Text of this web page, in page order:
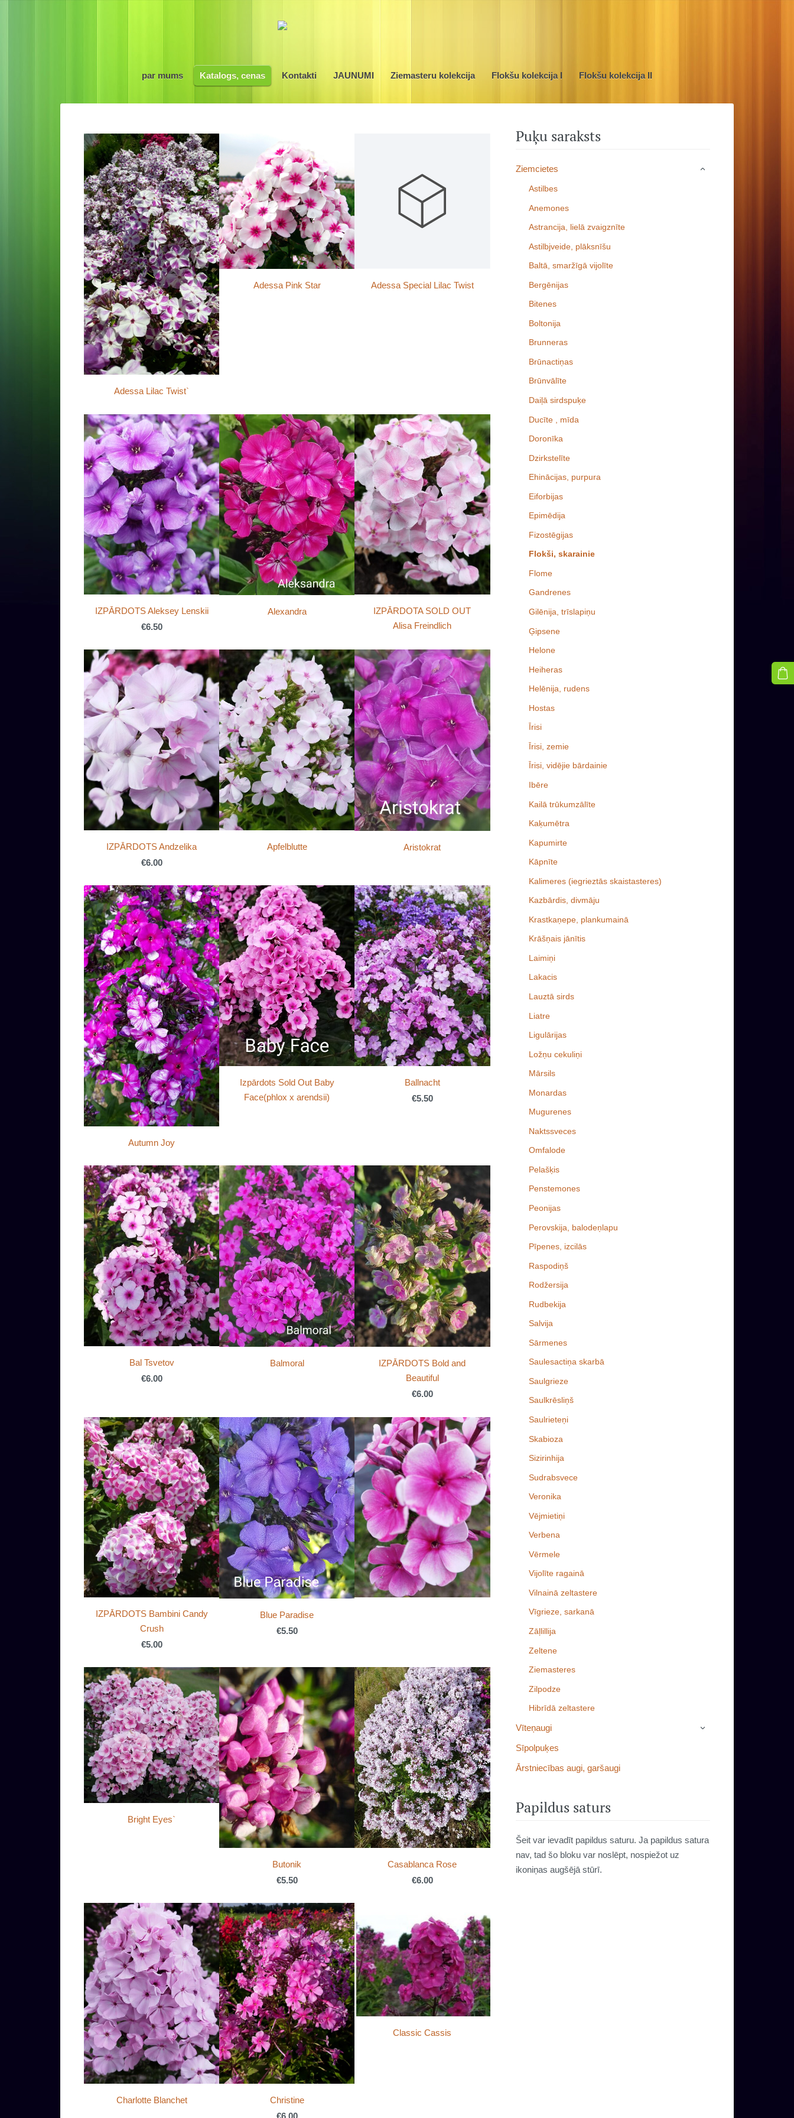
par mums Katalogs, cenas Kontakti JAUNUMI Ziemasteru kolekcija Flokšu kolekcija I Flokšu kolekcija II
Puķu saraksts
Ziemcietes
Astilbes
Anemones
Astrancija, lielā zvaigznīte
Astilbjveide, plāksnīšu
Baltā, smaržīgā vijolīte
Bergēnijas
Bitenes
Boltonija
Brunneras
Brūnactiņas
Brūnvālīte
Daiļā sirdspuķe
Ducīte , mīda
Doronīka
Dzirkstelīte
Ehinācijas, purpura
Eiforbijas
Epimēdija
Fizostēgijas
Flokši, skarainie
Flome
Gandrenes
Gilēnija, trīslapiņu
Ģipsene
Helone
Heiheras
Helēnija, rudens
Hostas
Īrisi
Īrisi, zemie
Īrisi, vidējie bārdainie
Ibēre
Kailā trūkumzālīte
Kaķumētra
Kapumirte
Kāpnīte
Kalimeres (iegrieztās skaistasteres)
Kazbārdis, divmāju
Krastkaņepe, plankumainā
Krāšņais jānītis
Laimiņi
Lakacis
Lauztā sirds
Liatre
Ligulārijas
Ložņu cekuliņi
Mārsils
Monardas
Mugurenes
Naktssveces
Omfalode
Pelašķis
Penstemones
Peonijas
Perovskija, balodeņlapu
Pīpenes, izcilās
Raspodiņš
Rodžersija
Rudbekija
Salvija
Sārmenes
Saulesactiņa skarbā
Saulgrieze
Saulkrēsliņš
Saulrieteņi
Skabioza
Sizirinhija
Sudrabsvece
Veronika
Vējmietiņi
Verbena
Vērmele
Vijolīte ragainā
Vilnainā zeltastere
Vīgrieze, sarkanā
Zāļlillija
Zeltene
Ziemasteres
Zilpodze
Hibrīdā zeltastere
›
Vīteņaugi ›
Sīpolpuķes
Ārstniecības augi, garšaugi
Papildus saturs
Šeit var ievadīt papildus saturu. Ja papildus satura
nav, tad šo bloku var noslēpt, nospiežot uz
ikoniņas augšējā stūrī.
Adessa Lilac Twist`
Adessa Pink Star Adessa Special Lilac Twist
IZPĀRDOTS Aleksey Lenskii
€6.50
Alexandra
IZPĀRDOTA SOLD OUT
Alisa Freindlich
IZPĀRDOTS Andzelika
€6.00
Apfelblutte Aristokrat
Autumn Joy
Izpārdots Sold Out Baby
Face(phlox x arendsii)
Ballnacht
€5.50
Bal Tsvetov
€6.00
Balmoral
IZPĀRDOTS Bold and
Beautiful
€6.00
IZPĀRDOTS Bambini Candy
Crush
€5.00
Blue Paradise
€5.50
Bright Eyes`
Butonik
€5.50
Casablanca Rose
€6.00
Charlotte Blanchet
Christine
€6.00
Classic Cassis